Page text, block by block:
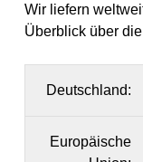
Wir liefern
Überblick über
Deutschland:
Europäische